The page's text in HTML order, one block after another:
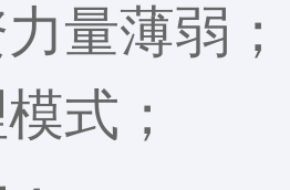
量薄弱；
式；